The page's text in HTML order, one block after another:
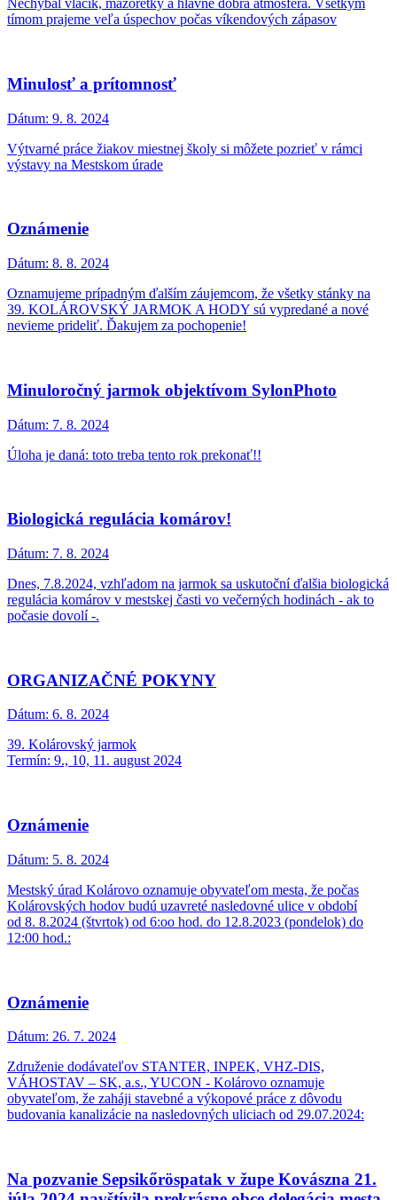
Nechýbal vláčik, mažoretky a hlavne dobrá atmosféra. Všetkým
tímom prajeme veľa úspechov počas víkendových zápasov
Minulosť a prítomnosť
Dátum: 9. 8. 2024
Výtvarné práce žiakov miestnej školy si môžete pozrieť v rámci
výstavy na Mestskom úrade
Oznámenie
Dátum: 8. 8. 2024
Oznamujeme prípadným ďalším záujemcom, že všetky stánky na
39. KOLÁROVSKÝ JARMOK A HODY sú vypredané a nové
nevieme prideliť. Ďakujem za pochopenie!
Minuloročný jarmok objektívom SylonPhoto
Dátum: 7. 8. 2024
Úloha je daná: toto treba tento rok prekonať!!
Biologická regulácia komárov!
Dátum: 7. 8. 2024
Dnes, 7.8.2024, vzhľadom na jarmok sa uskutoční ďalšia biologická
regulácia komárov v mestskej časti vo večerných hodinách - ak to
počasie dovolí -.
ORGANIZAČNÉ POKYNY
Dátum: 6. 8. 2024
39. Kolárovský jarmok
Termín: 9., 10, 11. august 2024
Oznámenie
Dátum: 5. 8. 2024
Mestský úrad Kolárovo oznamuje obyvateľom mesta, že počas
Kolárovských hodov budú uzavreté nasledovné ulice v období
od 8. 8.2024 (štvrtok) od 6:oo hod. do 12.8.2023 (pondelok) do
12:00 hod.:
Oznámenie
Dátum: 26. 7. 2024
Združenie dodávateľov STANTER, INPEK, VHZ-DIS,
VÁHOSTAV – SK, a.s., YUCON - Kolárovo oznamuje
obyvateľom, že zaháji stavebné a výkopové práce z dôvodu
budovania kanalizácie na nasledovných uliciach od 29.07.2024:
Na pozvanie Sepsikőröspatak v župe Kovászna 21.